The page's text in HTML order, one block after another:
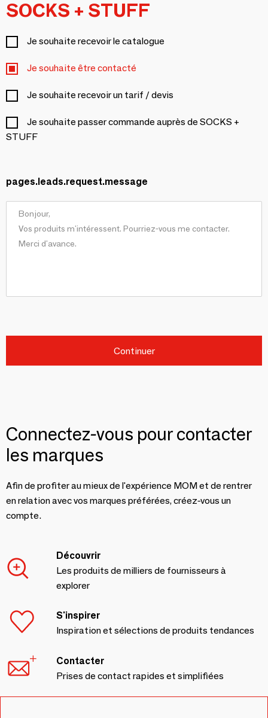
SOCKS + STUFF
Je souhaite recevoir le catalogue
Je souhaite être contacté
Je souhaite recevoir un tarif / devis
Je souhaite passer commande auprès de SOCKS +
STUFF
pages.leads.request.message
Continuer
Connectez-vous pour contacter
les marques
Afin de profiter au mieux de l'expérience MOM et de rentrer
en relation avec vos marques préférées, créez-vous un
compte.
Découvrir
Les produits de milliers de fournisseurs à
explorer
S'inspirer
Inspiration et sélections de produits tendances
Contacter
Prises de contact rapides et simplifiées